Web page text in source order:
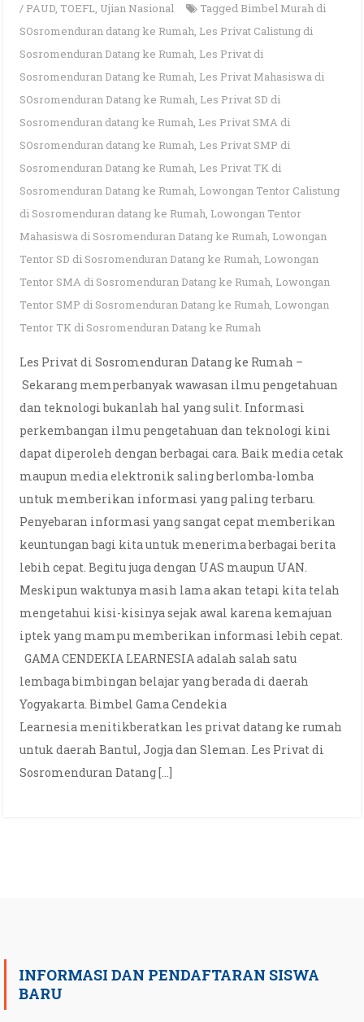
/ PAUD, TOEFL, Ujian Nasional Tagged Bimbel Murah di
SOsromenduran datang ke Rumah, Les Privat Calistung di
Sosromenduran Datang ke Rumah, Les Privat di
Sosromenduran Datang ke Rumah, Les Privat Mahasiswa di
SOsromenduran Datang ke Rumah, Les Privat SD di
Sosromenduran datang ke Rumah, Les Privat SMA di
SOsromenduran datang ke Rumah, Les Privat SMP di
Sosromenduran Datang ke Rumah, Les Privat TK di
Sosromenduran Datang ke Rumah, Lowongan Tentor Calistung
di Sosromenduran datang ke Rumah, Lowongan Tentor
Mahasiswa di Sosromenduran Datang ke Rumah, Lowongan
Tentor SD di Sosromenduran Datang ke Rumah, Lowongan
Tentor SMA di Sosromenduran Datang ke Rumah, Lowongan
Tentor SMP di Sosromenduran Datang ke Rumah, Lowongan
Tentor TK di Sosromenduran Datang ke Rumah
Les Privat di Sosromenduran Datang ke Rumah –
Sekarang memperbanyak wawasan ilmu pengetahuan
dan teknologi bukanlah hal yang sulit. Informasi
perkembangan ilmu pengetahuan dan teknologi kini
dapat diperoleh dengan berbagai cara. Baik media cetak
maupun media elektronik saling berlomba-lomba
untuk memberikan informasi yang paling terbaru.
Penyebaran informasi yang sangat cepat memberikan
keuntungan bagi kita untuk menerima berbagai berita
lebih cepat. Begitu juga dengan UAS maupun UAN.
Meskipun waktunya masih lama akan tetapi kita telah
mengetahui kisi-kisinya sejak awal karena kemajuan
iptek yang mampu memberikan informasi lebih cepat.
GAMA CENDEKIA LEARNESIA adalah salah satu
lembaga bimbingan belajar yang berada di daerah
Yogyakarta. Bimbel Gama Cendekia
Learnesia menitikberatkan les privat datang ke rumah
untuk daerah Bantul, Jogja dan Sleman. Les Privat di
Sosromenduran Datang […]
INFORMASI DAN PENDAFTARAN SISWA
BARU